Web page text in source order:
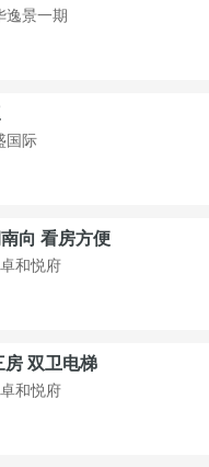
逸景一期
国际
向 看房方便
和悦府
房 双卫电梯
和悦府